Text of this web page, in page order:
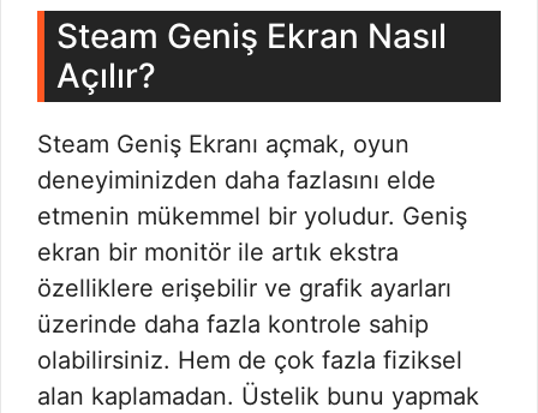
Steam Geniş Ekran Nasıl
Açılır?
Steam Geniş Ekranı açmak, oyun
deneyiminizden daha fazlasını elde
etmenin mükemmel bir yoludur. Geniş
ekran bir monitör ile artık ekstra
özelliklere erişebilir ve grafik ayarları
üzerinde daha fazla kontrole sahip
olabilirsiniz. Hem de çok fazla fiziksel
alan kaplamadan. Üstelik bunu yapmak